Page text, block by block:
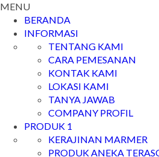
MENU
BERANDA
INFORMASI
TENTANG KAMI
CARA PEMESANAN
KONTAK KAMI
LOKASI KAMI
TANYA JAWAB
COMPANY PROFIL
PRODUK 1
KERAJINAN MARMER
PRODUK ANEKA